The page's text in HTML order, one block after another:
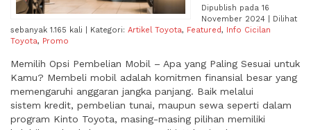
Dipublish pada 16
November 2024 | Dilihat
sebanyak 1.165 kali | Kategori: Artikel Toyota, Featured,
Info Cicilan
Toyota, Promo
Memilih Opsi Pembelian Mobil – Apa yang Paling Sesuai untuk
Kamu? Membeli mobil adalah komitmen finansial besar yang
memengaruhi anggaran jangka panjang. Baik melalui
sistem kredit, pembelian tunai, maupun sewa seperti dalam
program Kinto Toyota, masing-masing pilihan memiliki